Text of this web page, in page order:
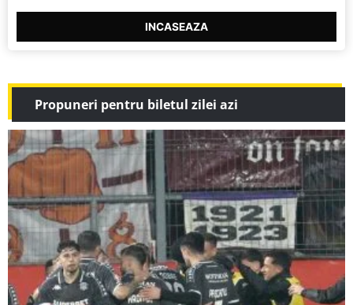
INCASEAZA
Propuneri pentru biletul zilei azi